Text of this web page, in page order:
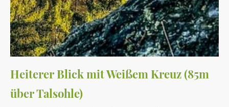
Heiterer Blick mit Weißem Kreuz (85m
über Talsohle)